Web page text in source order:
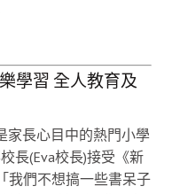
學習 全人教育及
家長心目中的熱門小學
長(Eva校長)接受《新
我們不想搞一些書呆子